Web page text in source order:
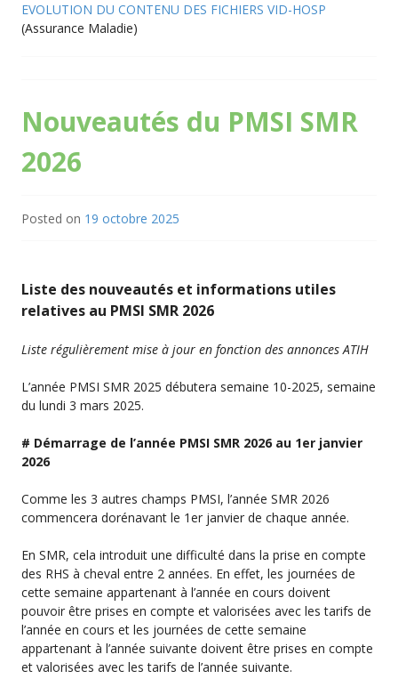
EVOLUTION DU CONTENU DES FICHIERS VID-HOSP
(Assurance Maladie)
Nouveautés du PMSI SMR
2026
Posted on 19 octobre 2025
Liste des nouveautés et informations utiles
relatives au PMSI SMR 2026
Liste régulièrement mise à jour en fonction des annonces ATIH
L’année PMSI SMR 2025 débutera semaine 10-2025, semaine
du lundi 3 mars 2025.
# Démarrage de l’année PMSI SMR 2026 au 1er janvier
2026
Comme les 3 autres champs PMSI, l’année SMR 2026
commencera dorénavant le 1er janvier de chaque année.
En SMR, cela introduit une difficulté dans la prise en compte
des RHS à cheval entre 2 années. En effet, les journées de
cette semaine appartenant à l’année en cours doivent
pouvoir être prises en compte et valorisées avec les tarifs de
l’année en cours et les journées de cette semaine
appartenant à l’année suivante doivent être prises en compte
et valorisées avec les tarifs de l’année suivante.